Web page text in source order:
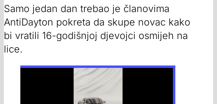
Samo jedan dan trebao je članovima
AntiDayton pokreta da skupe novac kako
bi vratili 16-godišnjoj djevojci osmijeh na
lice.